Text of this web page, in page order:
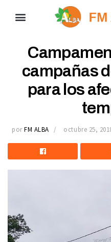
campañas
para los
por FM ALBA octubre 25,